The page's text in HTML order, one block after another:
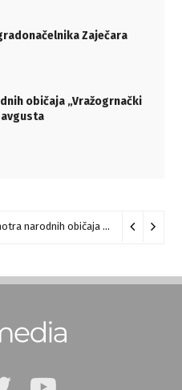
Zaječara
običaja „Vražogrnački
avgusta
U Vražogrncu počela Smotra narodnih običaja „Vražogrnački točak“